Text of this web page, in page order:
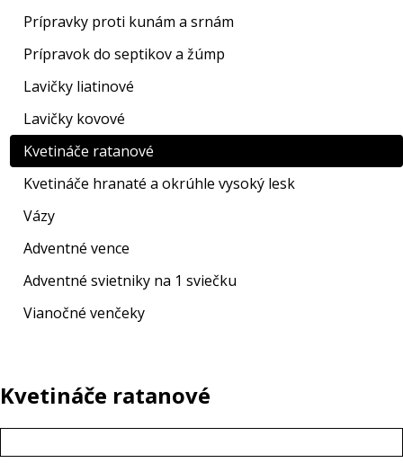
Prípravky proti kunám a srnám
Prípravok do septikov a žúmp
Lavičky liatinové
Lavičky kovové
Kvetináče ratanové
Kvetináče hranaté a okrúhle vysoký lesk
Vázy
Adventné vence
Adventné svietniky na 1 sviečku
Vianočné venčeky
Kvetináče ratanové